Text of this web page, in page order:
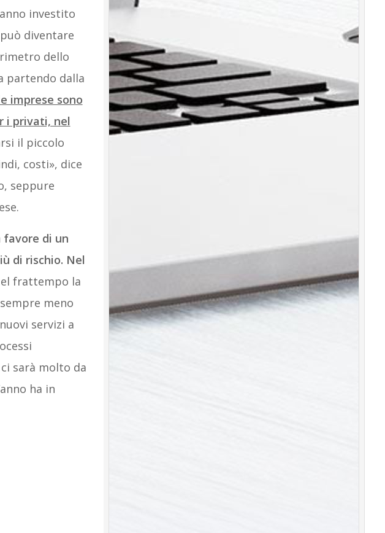
investito
diventare
dello
partendo dalla
imprese sono
i privati, nel
il piccolo
costi», dice
seppure
di un
di rischio. Nel
frattempo la
meno
servizi a
sarà molto da
ha in